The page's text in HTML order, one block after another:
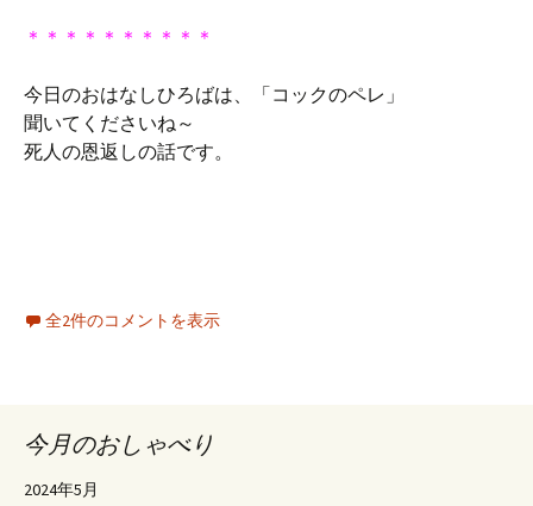
＊＊＊＊＊＊＊＊＊＊
今日のおはなしひろばは、「コックのペレ」
聞いてくださいね～
死人の恩返しの話です。
全2件のコメントを表示
今月のおしゃべり
2024年5月